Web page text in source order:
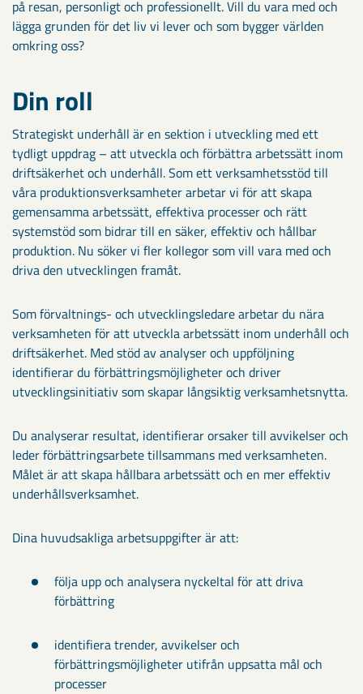
på resan, personligt och professionellt. Vill du vara med och
lägga grunden för det liv vi lever och som bygger världen
omkring oss?
Din roll
Strategiskt underhåll är en sektion i utveckling med ett
tydligt uppdrag – att utveckla och förbättra arbetssätt inom
driftsäkerhet och underhåll. Som ett verksamhetsstöd till
våra produktionsverksamheter arbetar vi för att skapa
gemensamma arbetssätt, effektiva processer och rätt
systemstöd som bidrar till en säker, effektiv och hållbar
produktion. Nu söker vi fler kollegor som vill vara med och
driva den utvecklingen framåt.
Som förvaltnings- och utvecklingsledare arbetar du nära
verksamheten för att utveckla arbetssätt inom underhåll och
driftsäkerhet. Med stöd av analyser och uppföljning
identifierar du förbättringsmöjligheter och driver
utvecklingsinitiativ som skapar långsiktig verksamhetsnytta.
Du analyserar resultat, identifierar orsaker till avvikelser och
leder förbättringsarbete tillsammans med verksamheten.
Målet är att skapa hållbara arbetssätt och en mer effektiv
underhållsverksamhet.
Dina huvudsakliga arbetsuppgifter är att:
följa upp och analysera nyckeltal för att driva
förbättring
identifiera trender, avvikelser och
förbättringsmöjligheter utifrån uppsatta mål och
processer